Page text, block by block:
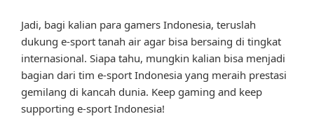
Jadi, bagi kalian para gamers Indonesia, teruslah
dukung e-sport tanah air agar bisa bersaing di tingkat
internasional. Siapa tahu, mungkin kalian bisa menjadi
bagian dari tim e-sport Indonesia yang meraih prestasi
gemilang di kancah dunia. Keep gaming and keep
supporting e-sport Indonesia!